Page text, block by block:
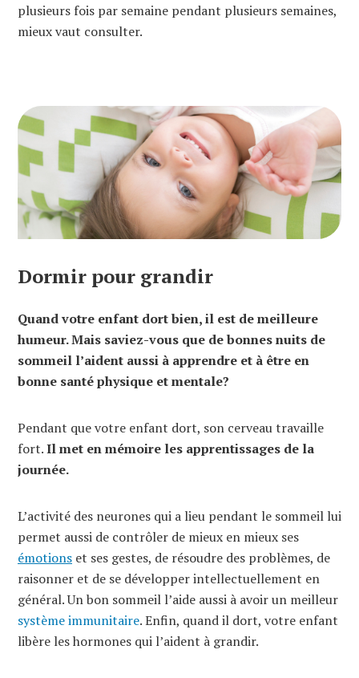
plusieurs fois par semaine pendant plusieurs semaines,
mieux vaut consulter.
Dormir pour grandir
Quand votre enfant dort bien, il est de meilleure
humeur. Mais saviez-vous que de bonnes nuits de
sommeil l’aident aussi à apprendre et à être en
bonne santé physique et mentale?
Pendant que votre enfant dort, son cerveau travaille
fort.Il met en mémoire les apprentissages de la
journée.
L’activité des neurones qui a lieu pendant le sommeil lui
permet aussi de contrôler de mieux en mieux ses
émotions et ses gestes, de résoudre des problèmes, de
raisonner et de se développer intellectuellement en
général. Un bon sommeil l’aide aussi à avoir un meilleur
système immunitaire. Enfin, quand il dort, votre enfant
libère les hormones qui l’aident à grandir.